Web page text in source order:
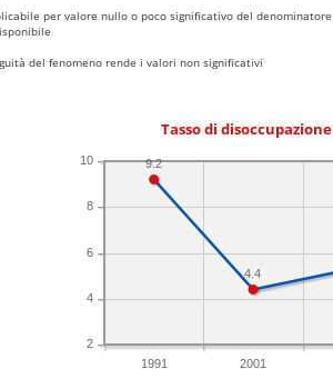
per valore nullo o poco significativo del denominatore
del fenomeno rende i valori non significativi
Tasso di disoccupazione
1991 2001
2
4
6
8
10
4.4
9.2